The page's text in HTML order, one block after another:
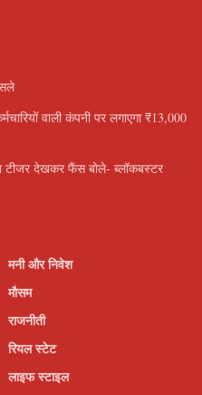
वाली कंपनी पर लगाएगा ₹13,000
टीजर देखकर फैंस बोले- ब्लॉकबस्टर
मनी और निवेश
मौसम
राजनीती
रियल स्टेट
लाइफ स्टाइल